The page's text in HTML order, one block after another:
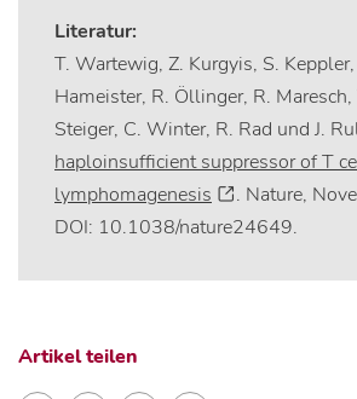
Literatur:
T. Wartewig, Z. Kurgyis, S.
Hameister, R. Öllinger, R. Maresch,
Steiger, C. Winter, R. Rad und J.
haploinsufficient suppressor of T
lymphomagenesis
. Nature,
DOI: 10.1038/nature24649.
Artikel teilen